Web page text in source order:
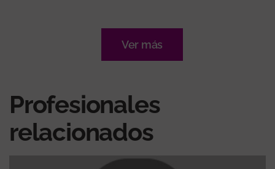
Ver más
Profesionales
relacionados